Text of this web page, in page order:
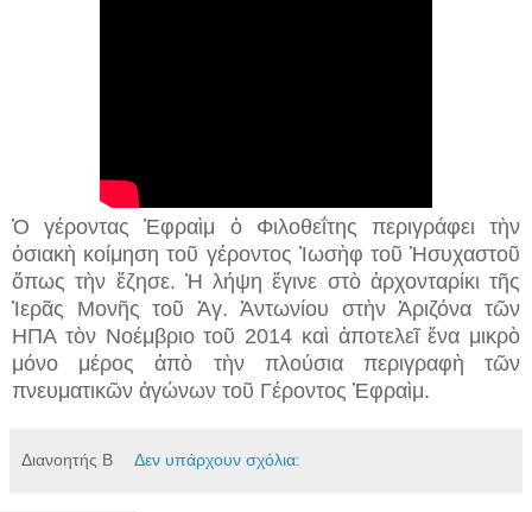
Ὁ γέροντας Ἐφραὶμ ὁ Φιλοθεΐτης περιγράφει τὴν
ὀσιακὴ κοίμηση τοῦ γέροντος Ἰωσὴφ τοῦ Ἡσυχαστοῦ
ὅπως τὴν ἔζησε. Ἡ λήψη ἔγινε στὸ ἀρχονταρίκι τῆς
Ἱερᾶς Μονῆς τοῦ Ἁγ. Ἀντωνίου στὴν Ἀριζόνα τῶν
ΗΠΑ τὸν Νοέμβριο τοῦ 2014 καὶ ἀποτελεῖ ἕνα μικρὸ
μόνο μέρος ἀπὸ τὴν πλούσια περιγραφὴ τῶν
πνευματικῶν ἀγώνων τοῦ Γέροντος Ἐφραὶμ.
Διανοητής Β Δεν υπάρχουν σχόλια: